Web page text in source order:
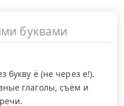
букву ё (не через е!).
глаголы, съём и